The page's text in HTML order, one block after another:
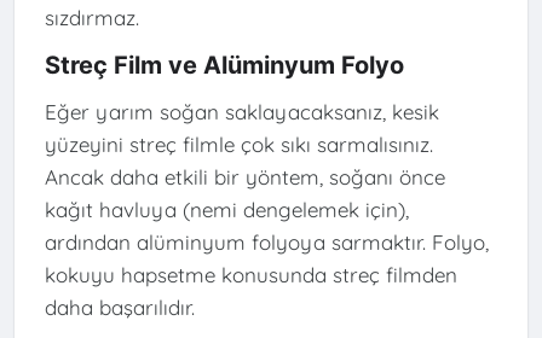
sızdırmaz.
Streç Film ve Alüminyum Folyo
Eğer yarım soğan saklayacaksanız, kesik
yüzeyini streç filmle çok sıkı sarmalısınız.
Ancak daha etkili bir yöntem, soğanı önce
kağıt havluya (nemi dengelemek için),
ardından alüminyum folyoya sarmaktır. Folyo,
kokuyu hapsetme konusunda streç filmden
daha başarılıdır.